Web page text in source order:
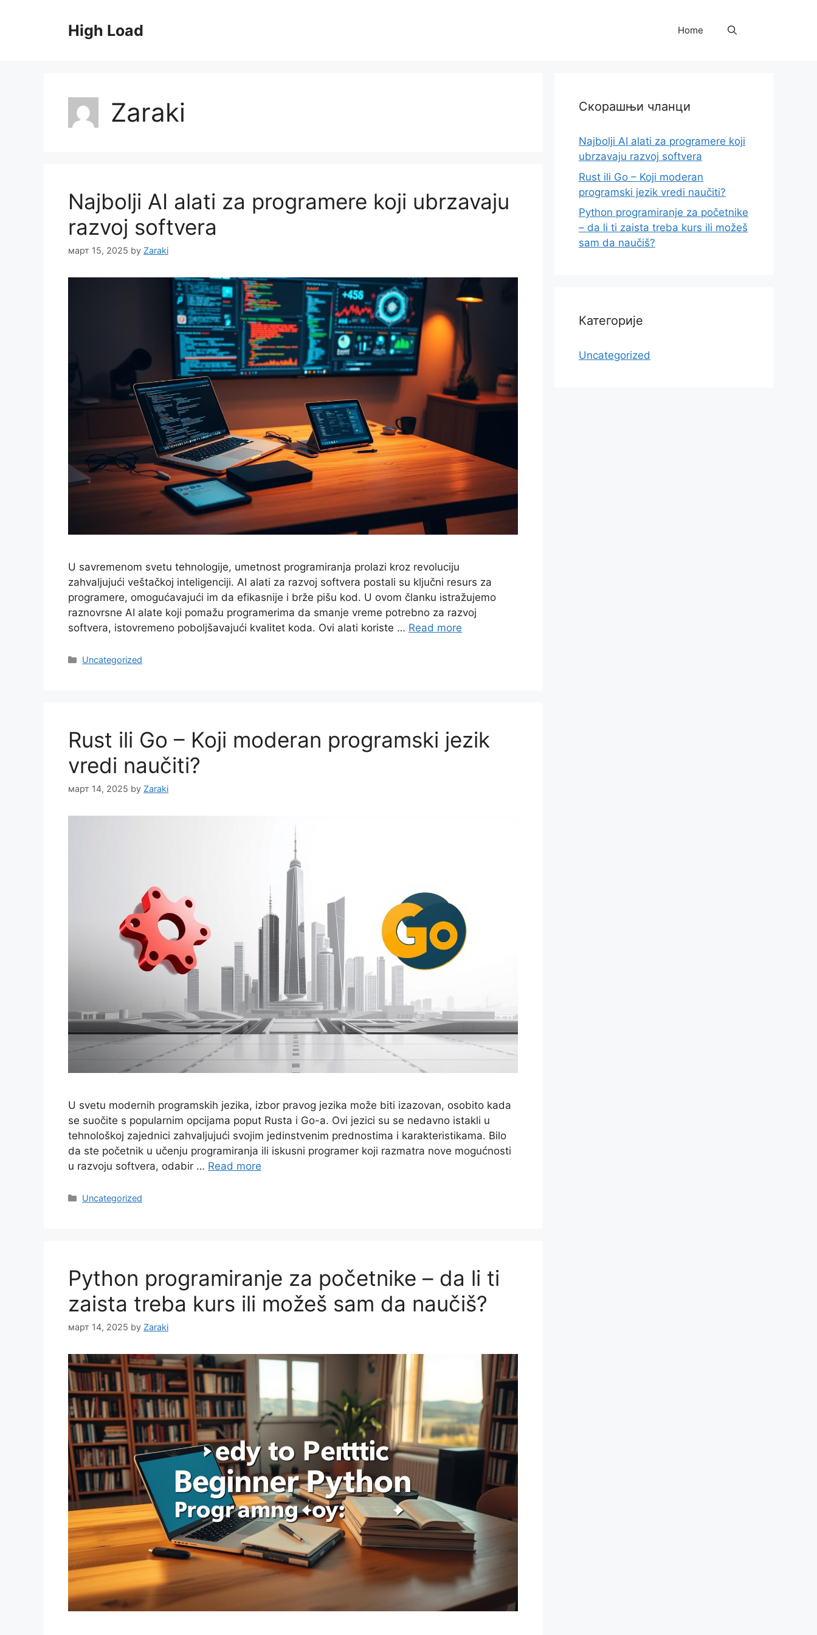
High Load Home
Zaraki
Najbolji AI alati za programere koji ubrzavaju
razvoj softvera
март 15, 2025 by Zaraki
U savremenom svetu tehnologije, umetnost programiranja prolazi kroz revoluciju
zahvaljujući veštačkoj inteligenciji. AI alati za razvoj softvera postali su ključni resurs za
programere, omogućavajući im da efikasnije i brže pišu kod. U ovom članku istražujemo
raznovrsne AI alate koji pomažu programerima da smanje vreme potrebno za razvoj
softvera, istovremeno poboljšavajući kvalitet koda. Ovi alati koriste … Read more
Categories
Uncategorized
Rust ili Go – Koji moderan programski jezik
vredi naučiti?
март 14, 2025 by Zaraki
U svetu modernih programskih jezika, izbor pravog jezika može biti izazovan, osobito kada
se suočite s popularnim opcijama poput Rusta i Go-a. Ovi jezici su se nedavno istakli u
tehnološkoj zajednici zahvaljujući svojim jedinstvenim prednostima i karakteristikama. Bilo
da ste početnik u učenju programiranja ili iskusni programer koji razmatra nove mogućnosti
u razvoju softvera, odabir … Read more
Categories
Uncategorized
Python programiranje za početnike – da li ti
zaista treba kurs ili možeš sam da naučiš?
март 14, 2025 by Zaraki
Скорашњи чланци
Najbolji AI alati za programere koji
ubrzavaju razvoj softvera
Rust ili Go – Koji moderan
programski jezik vredi naučiti?
Python programiranje za početnike
– da li ti zaista treba kurs ili možeš
sam da naučiš?
Категорије
Uncategorized